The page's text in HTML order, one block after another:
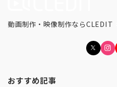
動画制作・映像制作ならCLEDIT
おすすめ記事